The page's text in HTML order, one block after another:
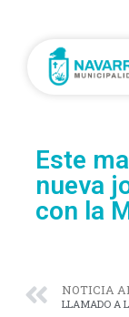
Este
nueva
con la
NOTICIA